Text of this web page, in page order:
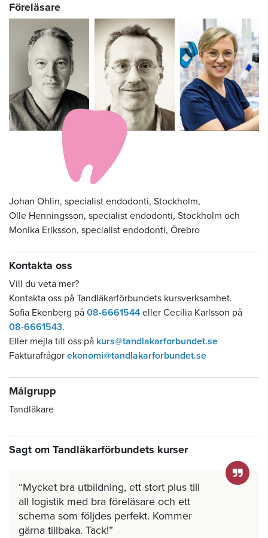
Föreläsare
Johan Ohlin, specialist endodonti, Stockholm,
Olle Henningsson, specialist endodonti, Stockholm och
Monika Eriksson, specialist endodonti, Örebro
Kontakta oss
Vill du veta mer?
Kontakta oss på Tandläkarförbundets kursverksamhet.
Sofia Ekenberg på 08-6661544 eller Cecilia Karlsson på
08-6661543.
Eller mejla till oss på kurs@tandlakarforbundet.se
Fakturafrågor ekonomi@tandlakarforbundet.se
Målgrupp
Tandläkare
Sagt om Tandläkarförbundets kurser
Mycket bra utbildning, ett stort plus till
all logistik med bra föreläsare och ett
schema som följdes perfekt. Kommer
gärna tillbaka. Tack!